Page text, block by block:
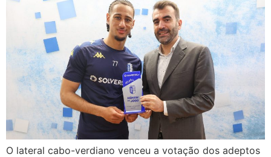
O lateral cabo-verdiano venceu a votação dos adeptos